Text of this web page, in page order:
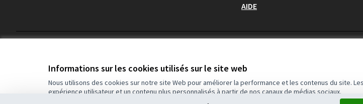
Informations sur les cookies utilisés sur le site web
Nous utilisons des cookies sur notre site Web pour améliorer la performance et les contenus du site.
expérience utilisateur et un contenu plus personnalisés à partir de nos canaux de médias sociaux.
AIDE